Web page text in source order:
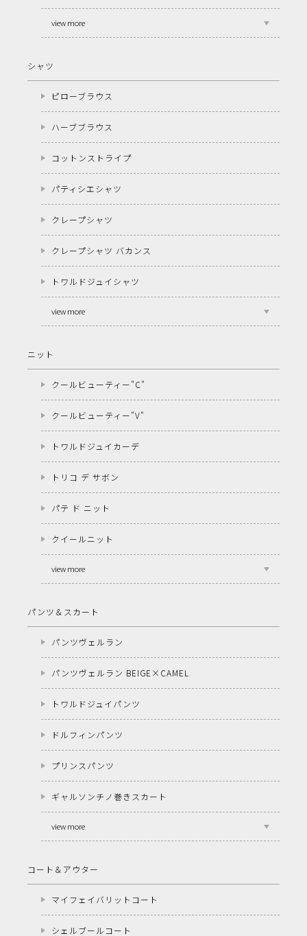
view more
シャツ
ピローブラウス
ハーブブラウス
コットンストライプ
パティシエシャツ
クレープシャツ
クレープシャツ バカンス
トワルドジュイシャツ
view more
ニット
クールビューティー"C"
クールビューティー"V"
トワルドジュイカーデ
トリコ デ サボン
パテ ド ニット
クイールニット
view more
パンツ＆スカート
パンツヴェルラン
パンツヴェルラン BEIGE×CAMEL
トワルドジュイパンツ
ドルフィンパンツ
プリンスパンツ
ギャルソンチノ巻きスカート
view more
コート＆アウター
マイフェイバリットコート
シェルブールコート